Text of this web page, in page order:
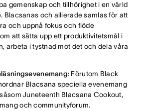
gemenskap och tillhörighet i en värld
Blacsanas och allierade samlas för att
och uppnå fokus och flöde
att sätta upp ett produktivitetsmål i
arbeta i tystnad mot det och dela våra
: Förutom Black
Blacsana speciella evenemang
Juneteenth Blacsana Cookout,
och communityforum.